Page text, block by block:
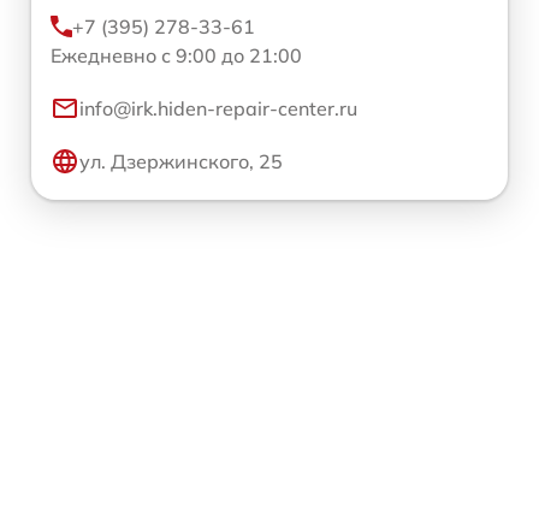
+7 (395) 278-33-61
Ежедневно с 9:00 до 21:00
info@irk.hiden-repair-center.ru
ул. Дзержинского, 25